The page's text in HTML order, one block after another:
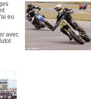
eu
avec